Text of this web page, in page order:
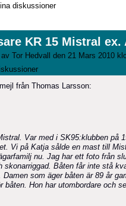
diskussioner
KR 15 Mistral
av Tor Hedvall den 21 Mars 2010
från Thomas Larsson:
Var med i SK95:klubben på
Vi på Katja sålde en mast till
nu. Jag har ett foto från
skonarriggad. Båten får inte stå
Damen som äger båten är 89 år
Hon har utombordare och